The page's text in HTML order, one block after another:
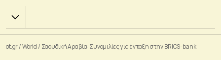
Χ.Α.
ot.gr/World / Σαουδική Αραβία: Συνομιλίες για ένταξη στην BRICS-bank